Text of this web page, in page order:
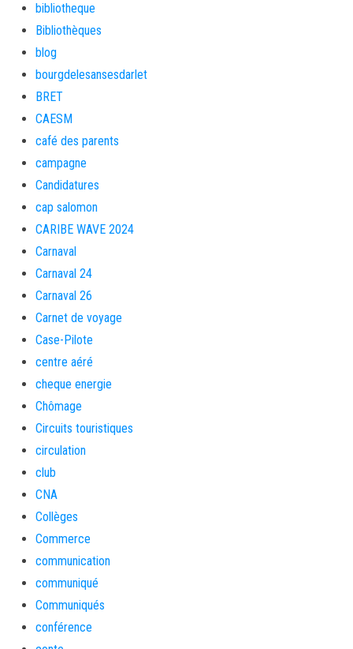
bibliotheque
Bibliothèques
blog
bourgdelesansesdarlet
BRET
CAESM
café des parents
campagne
Candidatures
cap salomon
CARIBE WAVE 2024
Carnaval
Carnaval 24
Carnaval 26
Carnet de voyage
Case-Pilote
centre aéré
cheque energie
Chômage
Circuits touristiques
circulation
club
CNA
Collèges
Commerce
communication
communiqué
Communiqués
conférence